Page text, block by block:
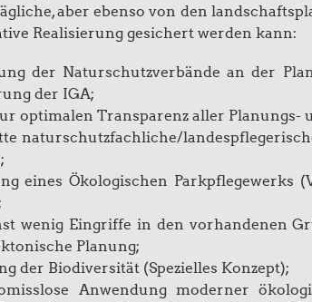
aber ebenso von den
Realisierung gesichert werden kann:
der Naturschutzverbände an der
der IGA;
optimalen Transparenz aller Planungs-
naturschutzfachliche/
eines Ökologischen Parkpflegewerks
wenig Eingriffe in den vorhandenen
Planung;
der Biodiversität (Spezielles Konzept);
Anwendung moderner